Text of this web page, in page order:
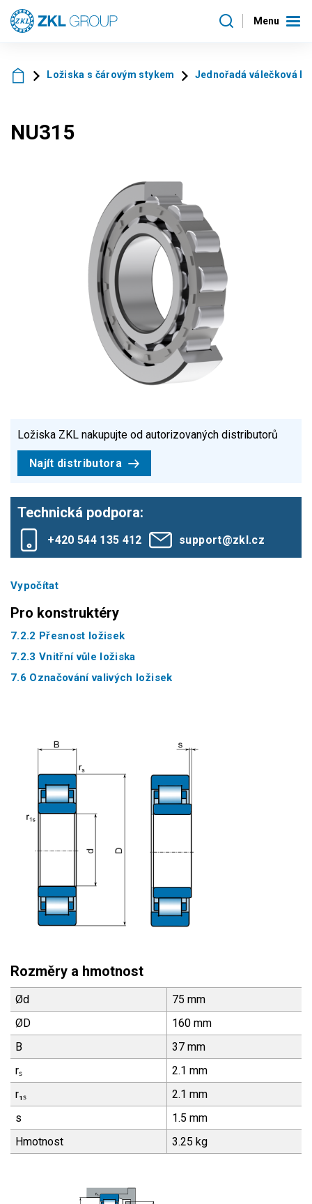
Menu
Ložiska s čárovým stykem Jednořadá válečková
NU315
Ložiska ZKL nakupujte od autorizovaných distributorů
Najít distributora
Technická podpora:
+420 544 135 412 support@zkl.cz
Vypočítat
Pro konstruktéry
7.2.2 Přesnost ložisek
7.2.3 Vnitřní vůle ložiska
7.6 Označování valivých ložisek
Rozměry a hmotnost
Ød
75 mm
ØD
160 mm
B
37 mm
rₛ
2.1 mm
r₁ₛ
2.1 mm
s
1.5 mm
Hmotnost
3.25 kg